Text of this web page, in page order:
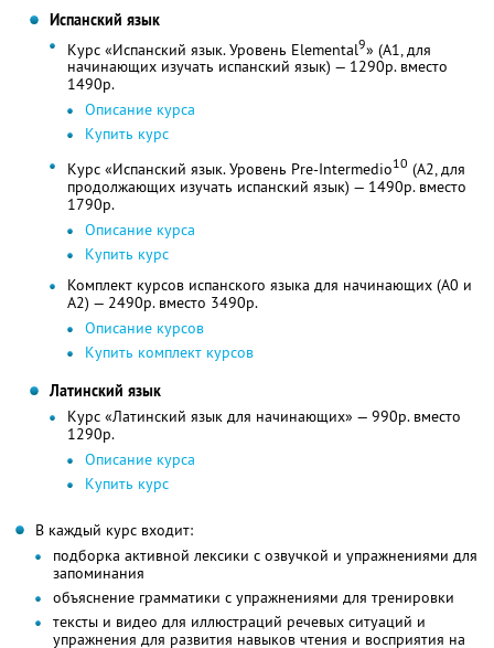
Испанский язык
Курс «Испанский язык. Уровень Elemental9» (A1, для
начинающих изучать испанский язык) — 1290р. вместо
1490р.
Описание курса
Купить курс
Курс «Испанский язык. Уровень Pre-Intermedio10 (A2, для
продолжающих изучать испанский язык) — 1490р. вместо
1790р.
Описание курса
Купить курс
Комплект курсов испанского языка для начинающих (A0 и
A2) — 2490р. вместо 3490р.
Описание курсов
Купить комплект курсов
Латинский язык
Курс «Латинский язык для начинающих» — 990р. вместо
1290р.
Описание курса
Купить курс
В каждый курс входит:
подборка активной лексики с озвучкой и упражнениями для
запоминания
объяснение грамматики с упражнениями для тренировки
тексты и видео для иллюстраций речевых ситуаций и
упражнения для развития навыков чтения и восприятия на